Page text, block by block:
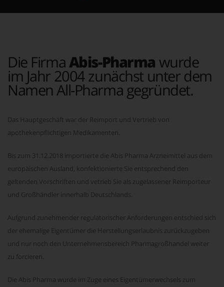
Die Firma Abis-Pharma wurde
im Jahr 2004 zunächst unter dem
Namen All-Pharma gegründet.
Das Hauptgeschäft war der Reimport und Vertrieb von
apothekenpflichtigen Medikamenten.
Bis zum 31.12.2018 importierte die Abis Pharma Arzneimittel aus dem
europäischen Ausland, konfektionierte Sie entsprechend den
geltenden Vorschriften und vetrieb Sie als zugelassener Reimporteur
und Großhändler innerhalb Deutschlands.
Aufgrund zunehmender regulatorischer Anforderungen entschied sich
der ehemalige Eigentümer die Herstellungserlaubnis zurückzugeben
und nur noch den Unternehmensbereich Pharmagroßhandel weiter
zu forcieren.
Die Abis Pharma wurde im Zuge eines Eigentümerwechsels zum